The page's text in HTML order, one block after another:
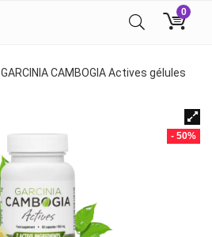
0
GARCINIA CAMBOGIA Actives gélules
- 50%